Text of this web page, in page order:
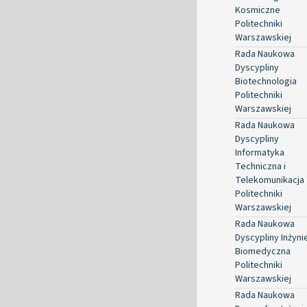
Kosmiczne
Politechniki
Warszawskiej
Rada Naukowa
Dyscypliny
Biotechnologia
Politechniki
Warszawskiej
Rada Naukowa
Dyscypliny
Informatyka
Techniczna i
Telekomunikacja
Politechniki
Warszawskiej
Rada Naukowa
Dyscypliny
Biomedyczna
Politechniki
Warszawskiej
Rada Naukowa